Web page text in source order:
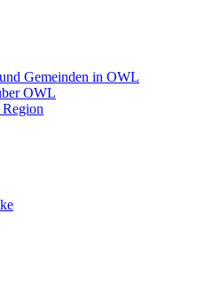
Gemeinden in OWL
OWL
Region